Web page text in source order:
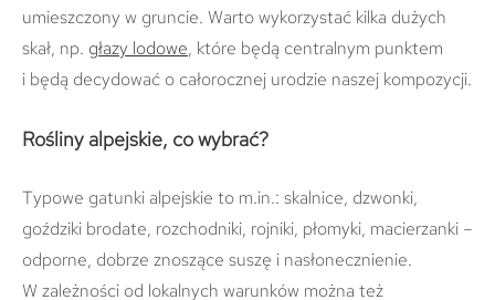
umieszczony w gruncie. Warto wykorzystać kilka dużych
skał, np. głazy lodowe, które będą centralnym punktem
i będą decydować o całorocznej urodzie naszej kompozycji.
Rośliny alpejskie, co wybrać?
Typowe gatunki alpejskie to m.in.: skalnice, dzwonki,
goździki brodate, rozchodniki, rojniki, płomyki, macierzanki –
odporne, dobrze znoszące suszę i nasłonecznienie.
W zależności od lokalnych warunków można też